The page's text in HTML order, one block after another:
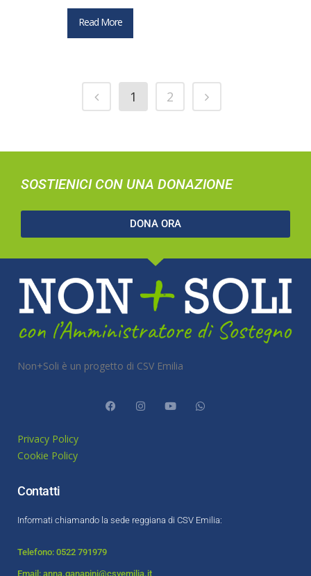
Read More
1 2
SOSTIENICI CON UNA DONAZIONE
DONA ORA
Non+Soli è un progetto di CSV Emilia
Privacy Policy
Cookie Policy
Contatti
Informati chiamando la sede reggiana di CSV Emilia:
Telefono: 0522 791979
Email: anna.ganapini@csvemilia.it